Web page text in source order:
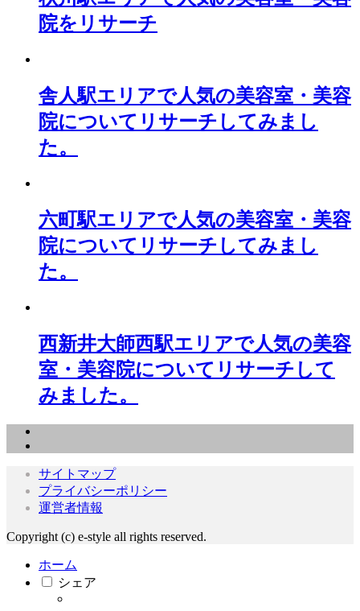
院をリサーチ
舎人駅エリアで人気の美容室・美容
院についてリサーチしてみまし
た。
六町駅エリアで人気の美容室・美容
院についてリサーチしてみまし
た。
西新井大師西駅エリアで人気の美容
室・美容院についてリサーチして
みました。
サイトマップ
プライバシーポリシー
運営者情報
Copyright (c) e-style all rights reserved.
ホーム
シェア